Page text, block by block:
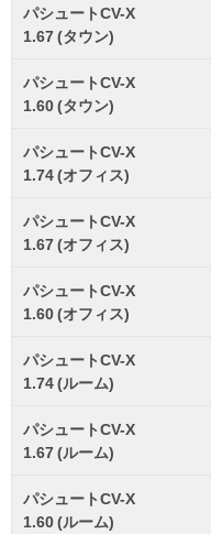
パシュートCV-X
1.67 (タウン)
パシュートCV-X
1.60 (タウン)
パシュートCV-X
1.74 (オフィス)
パシュートCV-X
1.67 (オフィス)
パシュートCV-X
1.60 (オフィス)
パシュートCV-X
1.74 (ルーム)
パシュートCV-X
1.67 (ルーム)
パシュートCV-X
1.60 (ルーム)